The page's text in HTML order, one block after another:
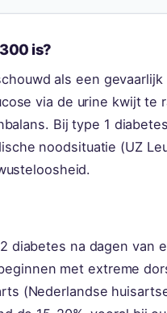
is?
als een gevaarlijk
via de urine kwijt te
Bij type 1
noodsituatie (UZ
diabetes na dagen van
met extreme
(Nederlandse